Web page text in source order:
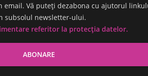
email. Vă puteți dezabona cu ajutorul
subsolul newsletter-ului.
referitor la protecția datelor.